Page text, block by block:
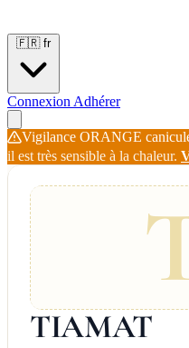
🇫🇷 fr
Connexion Adhérer
Vigilance ORANGE
il est très sensible à la chaleur.
TIAMAT